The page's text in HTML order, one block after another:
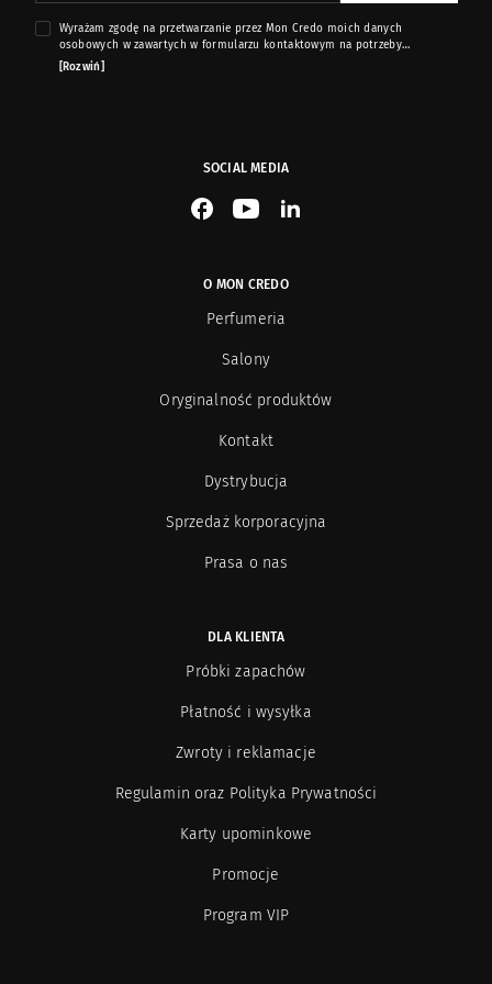
Wyrażam zgodę na przetwarzanie przez Mon Credo moich danych
osobowych w zawartych w formularzu kontaktowym na potrzeby
przesyłania mi informacji marketingowych dotyczących produktów i usług
[Rozwiń]
SOCIAL MEDIA
See our Facebook
See our YouTube channel
See our LinkedIn
O MON CREDO
Perfumeria
Salony
Oryginalność produktów
Kontakt
Dystrybucja
Sprzedaż korporacyjna
Prasa o nas
DLA KLIENTA
Próbki zapachów
Płatność i wysyłka
Zwroty i reklamacje
Regulamin oraz Polityka Prywatności
Karty upominkowe
Promocje
Program VIP